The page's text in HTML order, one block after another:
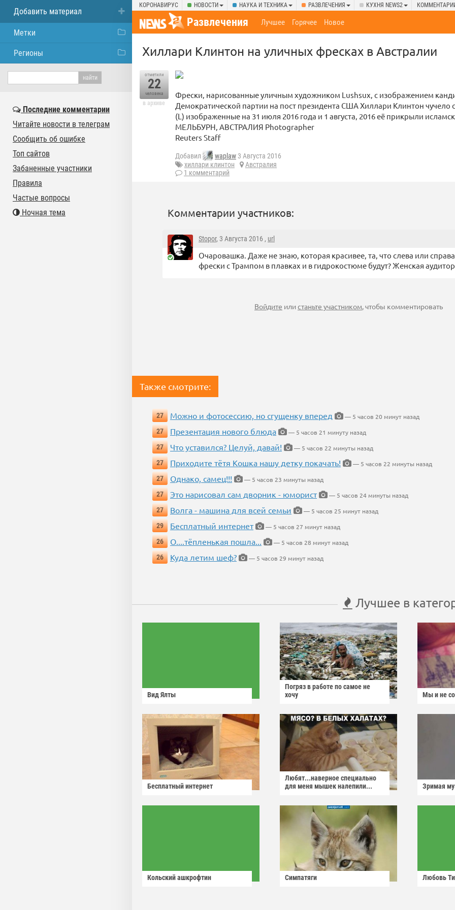
КОРОНАВИРУС НОВОСТИ НАУКА И ТЕХНИКА РАЗВЛЕЧЕНИЯ КУХНЯ NEWS2
Развлечения Лучшее Горячее Новое
Хиллари Клинтон на уличных фресках в Австралии
отметили
22
человека
в архиве
Фрески, нарисованные уличным художником Lushsux, с изображением
Демократической партии на пост президента США Хиллари Клинтон чучело
(L) изображенные на 31 июля 2016 года и 1 августа, 2016 её прикрыли
МЕЛЬБУРН, АВСТРАЛИЯ Photographer
Reuters Staff
Добавил waplaw 3 Августа 2016
хиллари клинтон
Австралия
1 комментарий
Комментарии участников:
Stopor, 3 Августа 2016 , url
Очаровашка. Даже не знаю, которая красивее, та, что слева или
фрески с Трампом в плавках и в гидрокостюме будут? Женская
Войдите илистаньте участником, чтобы комментировать
Также смотрите:
27 Можно и фотосессию, но сгущенку вперед
— 5 часов 20 минут назад
27
Презентация нового блюда
— 5 часов 21 минуту назад
27
Что уставился? Целуй, давай!
— 5 часов 22 минуты назад
27
Приходите тётя Кошка нашу детку покачать!
— 5 часов 22 минуты назад
27
Однако, самец!!!
— 5 часов 23 минуты назад
27
Это нарисовал сам дворник - юморист
— 5 часов 24 минуты назад
27
Волга - машина для всей семьи
— 5 часов 25 минут назад
29
Бесплатный интернет
— 5 часов 27 минут назад
26
О....тёпленькая пошла...
— 5 часов 28 минут назад
26
Куда летим шеф? — 5 часов 29 минут назад
Лучшее в
Вид Ялты
Погряз в работе по самое не
хочу
Мы и не
Бесплатный интернет
Любят...наверное специально
для меня мышек налепили...
Зримая
Кольский ашкрофтин Симпатяги Любовь
Добавить материал
Метки
Регионы
Последние комментарии
Читайте новости в телеграм
Сообщить об ошибке
Топ сайтов
Забаненные участники
Правила
Частые вопросы
Ночная тема